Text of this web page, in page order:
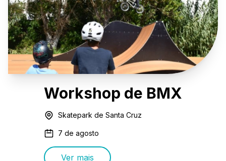
Workshop de BMX
Skatepark de Santa Cruz
7 de agosto
Ver mais